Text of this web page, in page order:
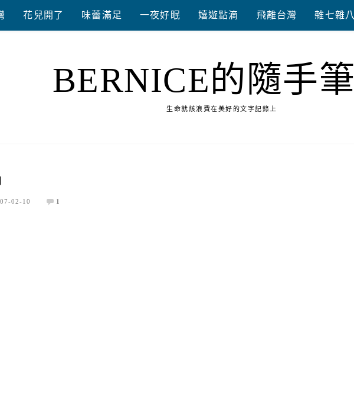
花兒開了 味蕾滿足 一夜好眠 嬉遊點滴 飛離台灣 雜七雜
BERNICE的隨手
生命就該浪費在美好的文字記錄上
02-10 1